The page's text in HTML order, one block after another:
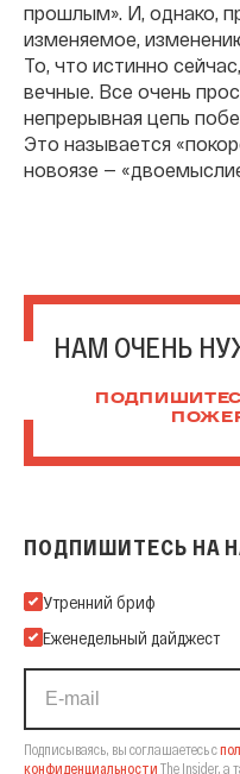
прошлым». И, однако,
изменяемое,
То, что истинно
вечные. Все очень
непрерывная цепь
Это называется
новоязе —
НАМ ОЧЕНЬ
ПОДПИШИТЕСЬ НА
Подпишитесь на нашу
Утренний бриф
Еженедельный дайджест
Подписываясь, вы соглашаетесь с
конфиденциальности The Insider, а